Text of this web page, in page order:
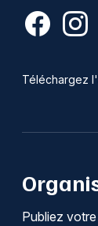
Téléchargez
Publiez